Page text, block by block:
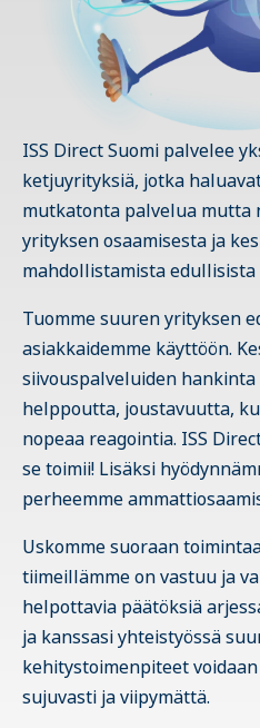
ISS Direct Suomi palvelee
ketjuyrityksiä, jotka
mutkatonta palvelua mutta
yrityksen osaamisesta ja
mahdollistamista edullisista
Tuomme suuren yrityksen
asiakkaidemme käyttöön.
siivouspalveluiden
helppoutta, joustavuutta,
nopeaa reagointia. ISS
se toimii! Lisäksi
perheemme
Uskomme suoraan
tiimeillämme on vastuu ja
helpottavia päätöksiä
ja kanssasi yhteistyössä
kehitystoimenpiteet
sujuvasti ja viipymättä.